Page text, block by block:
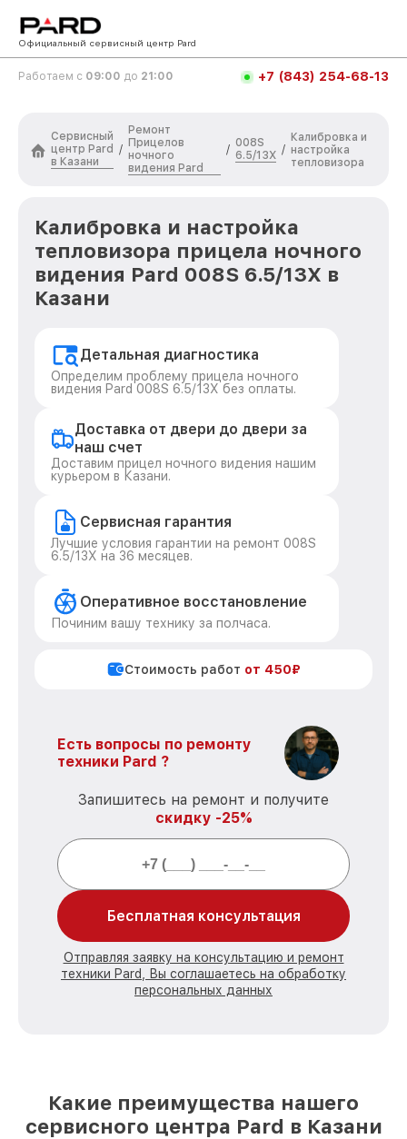
Официальный сервисный центр Pard
Работаем с 09:00 до 21:00 +7 (843) 254-68-13
Сервисный
центр Pard
в Казани
/
Ремонт
Прицелов
ночного
видения Pard
/
008S
6.5/13X /
Калибровка и
настройка
тепловизора
Калибровка и настройка
тепловизора прицела ночного
видения Pard 008S 6.5/13X в
Казани
Детальная диагностика
Определим проблему прицела ночного
видения Pard 008S 6.5/13X без оплаты.
Доставка от двери до двери за
наш счет
Доставим прицел ночного видения нашим
курьером в Казани.
Сервисная гарантия
Лучшие условия гарантии на ремонт 008S
6.5/13X на 36 месяцев.
Оперативное восстановление
Починим вашу технику за полчаса.
Стоимость работ от 450₽
Есть вопросы по ремонту
техники Pard ?
Запишитесь на ремонт и получите
скидку -25%
Бесплатная консультация
Отправляя заявку на консультацию и ремонт
техники Pard, Вы соглашаетесь на обработку
персональных данных
Какие преимущества нашего
сервисного центра Pard в Казани